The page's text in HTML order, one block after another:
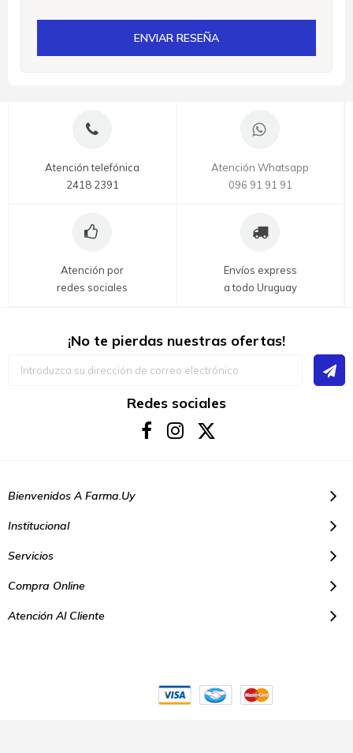
ENVIAR RESEÑA
Atención telefónica
2418 2391
Atención Whatsapp
096 91 91 91
Atención por
redes sociales
Envíos express
a todo Uruguay
¡No te pierdas nuestras ofertas!
Redes sociales
Bienvenidos A Farma.uy
Institucional
Servicios
Compra Online
Atención Al Cliente